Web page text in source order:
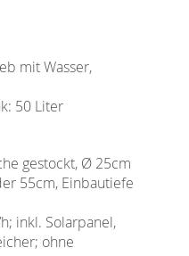
mit Wasser,
50 Liter
gestockt, Ø 25cm
55cm, Einbautiefe
inkl. Solarpanel,
ohne